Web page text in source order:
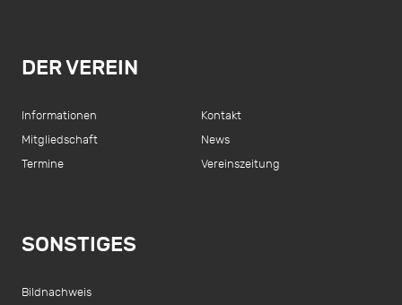
DER VEREIN
Informationen
Kontakt
Mitgliedschaft
News
Termine
Vereinszeitung
SONSTIGES
Bildnachweis